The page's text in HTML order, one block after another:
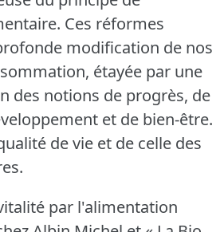
Ces réformes
modification de nos
étayée par une
des notions de progrès, de
et de bien-être.
de vie et de celle des
par l'alimentation